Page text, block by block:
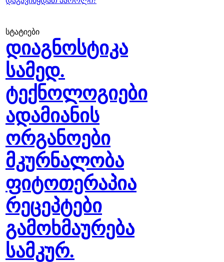
სტატიები
დიაგნოსტიკა
სამედ.
ტექნოლოგიები
ადამიანის
ორგანოები
მკურნალობა
ფიტოთერაპია
რეცეპტები
გამოხმაურება
სამკურ.